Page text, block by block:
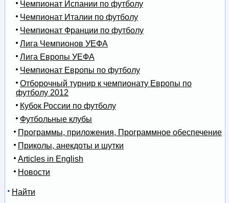
Чемпионат Испании по футболу
Чемпионат Италии по футболу
Чемпионат Франции по футболу
Лига Чемпионов УЕФА
Лига Европы УЕФА
Чемпионат Европы по футболу
Отборочный турнир к чемпионату Европы по
футболу 2012
Кубок России по футболу
Футбольные клубы
Программы, приложения, Программное обеспечение
Приколы, анекдоты и шутки
Articles in English
Новости
Найти